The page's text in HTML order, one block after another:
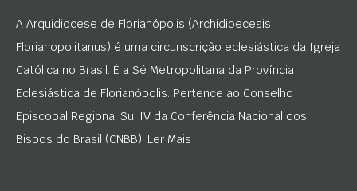
A Arquidiocese de Florianópolis (Archidioecesis
Florianopolitanus) é uma circunscrição eclesiástica da Igreja
Católica no Brasil. É a Sé Metropolitana da Província
Eclesiástica de Florianópolis. Pertence ao Conselho
Episcopal Regional Sul IV da Conferência Nacional dos
Bispos do Brasil (CNBB). Ler Mais